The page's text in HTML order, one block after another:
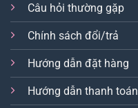
Câu hỏi thường gặp
Chính sách đổi/trả
Hướng dẫn đặt hàng
Hướng dẫn thanh toán